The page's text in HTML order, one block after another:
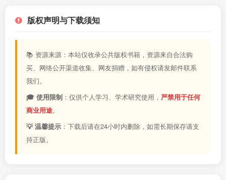
版权声明与下载须知
📚 资源来源：本站仅收录公共版权书籍，资源来自合法购
买、网络公开渠道收集、网友捐赠，如有侵权请发邮件联系
我们。
🎓 使用限制 ：仅供个人学习、学术研究使用， 严禁用于任何
商业用途。
💡 温馨提示 ：下载后请在24小时内删除，如需长期保存请支
持正版。